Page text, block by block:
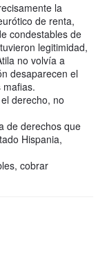
la
de renta,
condestables de
legitimidad,
no volvía a
desaparecen el
mafias.
derecho, no
de derechos que
Hispania,
cobrar